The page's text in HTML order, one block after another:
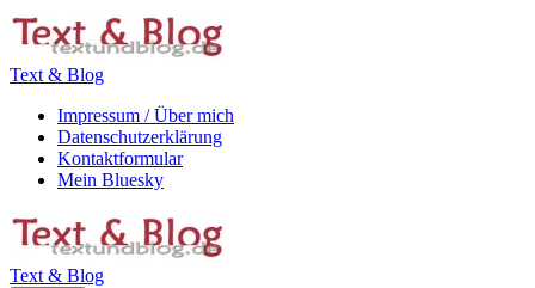
Zum
Inhalt
Text & Blog
Impressum / Über mich
Datenschutzerklärung
Kontaktformular
Mein Bluesky
Text & Blog